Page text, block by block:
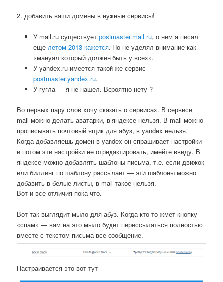
2. добавить ваши домены в нужные сервисы!
У mail.ru существует postmaster.mail.ru, о нем я писал
еще летом 2013 кажется. Но не уделял внимание как
«мануал который должен быть у всех».
У yandex.ru имеется такой же сервис
postmaster.yandex.ru.
У гугла — я не нашел. Вероятно нету ?
Во первых пару слов хочу сказать о сервисах. В сервисе
mail можно делать аватарки, в яндексе нельзя. В mail можно
прописывать почтовый ящик для абуз, в yandex нельзя.
Когда добавляешь домен в yandex он спрашивает настройки
и потом эти настройки не отредактировать, имейте ввиду. В
яндексе можно добавлять шаблоны письма, т.е. если движок
или биллинг по шаблону рассылает — эти шаблоны можно
добавить в белые листы, в mail такое нельзя.
Вот и все отличия пока что.
Вот так выглядит мыло для абуз. Когда кто-то жмет кнопку
«спам» — вам на это мыло будет перессылаться полностью
вместе с текстом письма все сообщение.
Настраивается это вот тут